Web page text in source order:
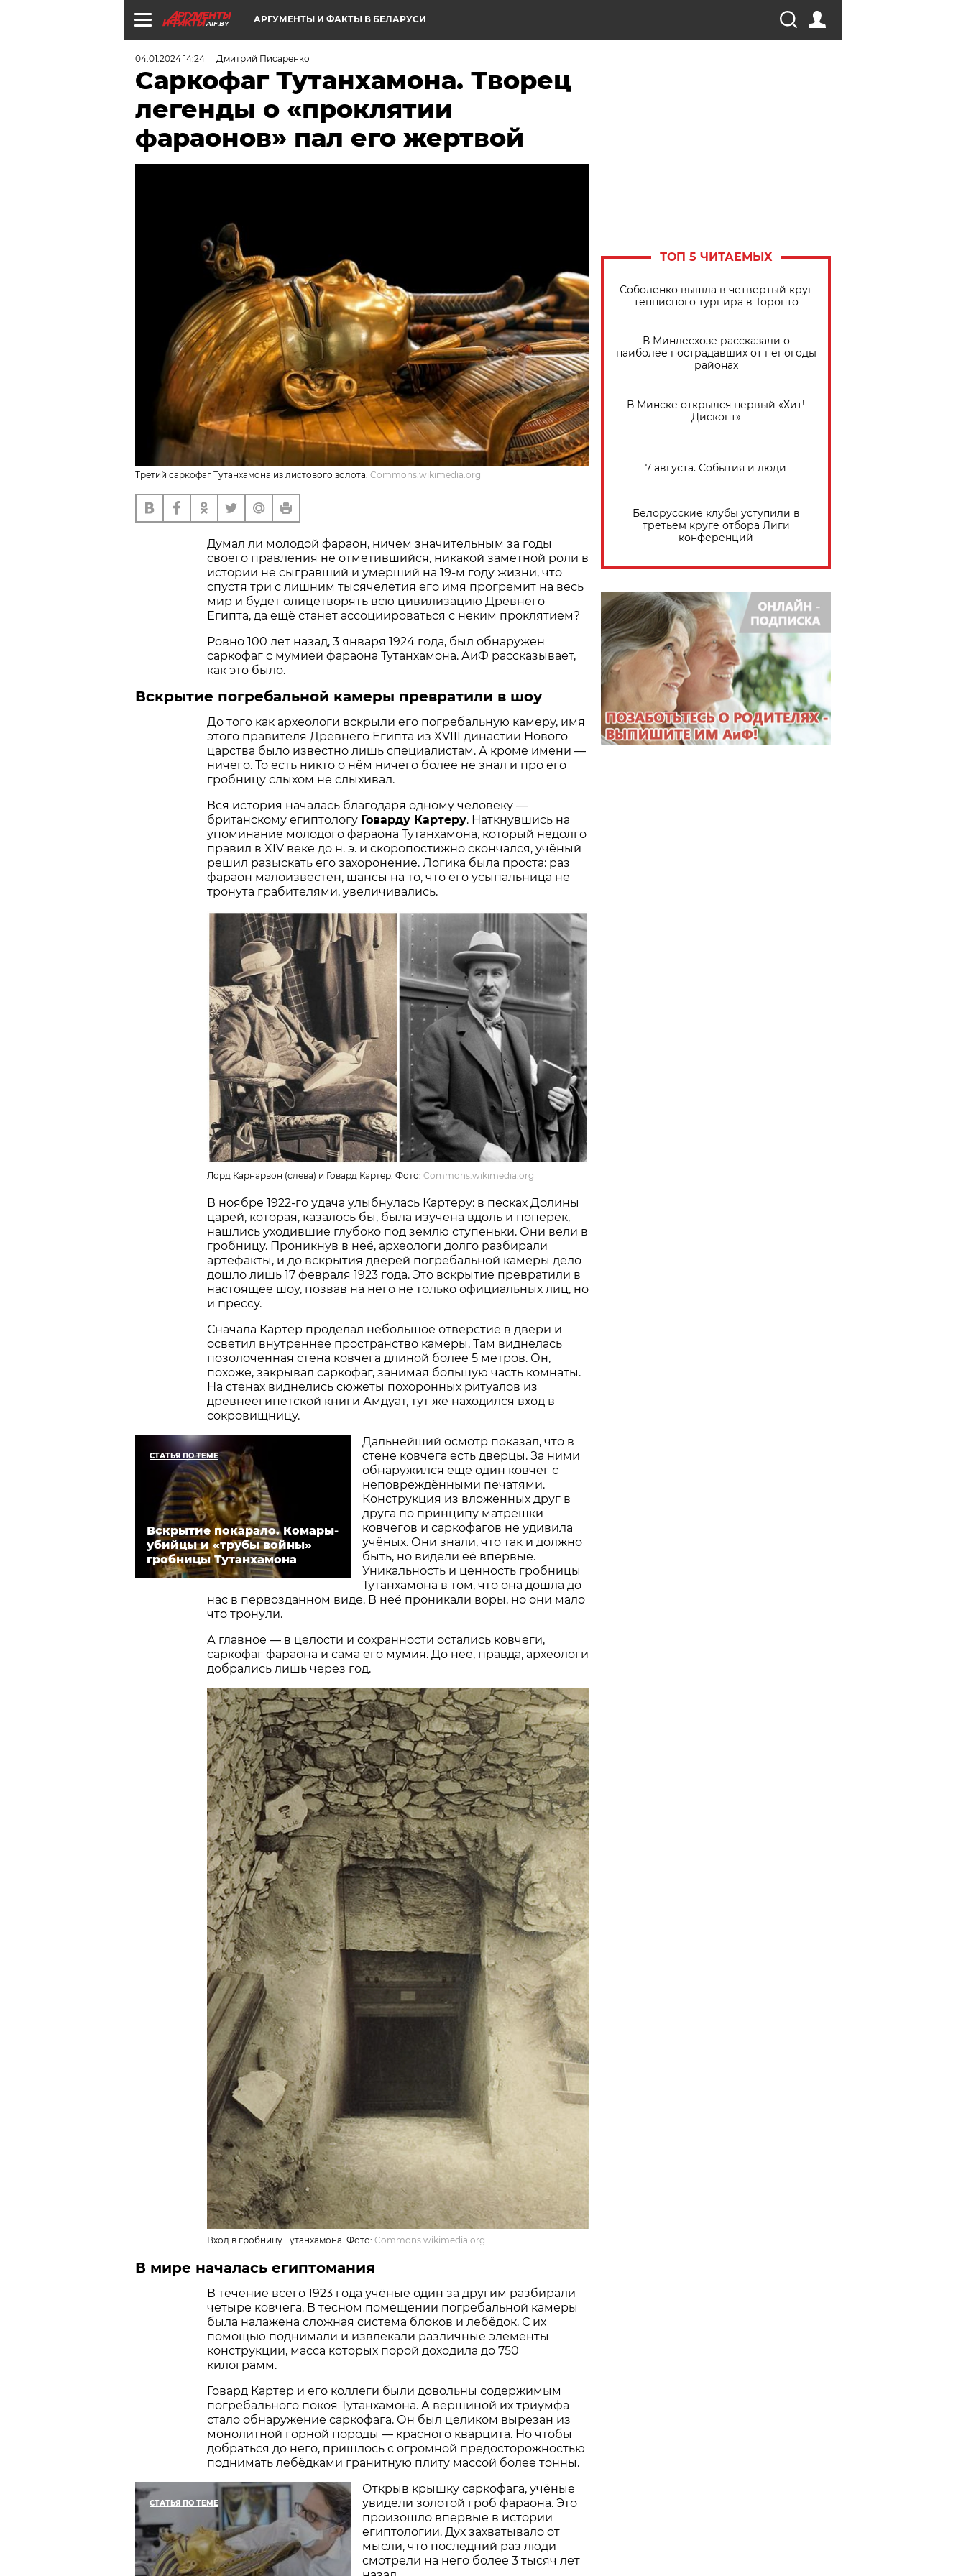
AIF.BY АРГУМЕНТЫ И ФАКТЫ В БЕЛАРУСИ
04.01.2024 14:24 Дмитрий Писаренко
Саркофаг Тутанхамона. Творец
легенды о «проклятии
фараонов» пал его жертвой
Третий саркофаг Тутанхамона из листового золота. Commons.wikimedia.org
Думал ли молодой фараон, ничем значительным за годы
своего правления не отметившийся, никакой заметной роли в
истории не сыгравший и умерший на 19-м году жизни, что
спустя три с лишним тысячелетия его имя прогремит на весь
мир и будет олицетворять всю цивилизацию Древнего
Египта, да ещё станет ассоциироваться с неким проклятием?
Ровно 100 лет назад, 3 января 1924 года, был обнаружен
саркофаг с мумией фараона Тутанхамона. АиФ рассказывает,
как это было.
Вскрытие погребальной камеры превратили в шоу
До того как археологи вскрыли его погребальную камеру, имя
этого правителя Древнего Египта из XVIII династии Нового
царства было известно лишь специалистам. А кроме имени —
ничего. То есть никто о нём ничего более не знал и про его
гробницу слыхом не слыхивал.
Вся история началась благодаря одному человеку —
британскому египтологу Говарду Картеру. Наткнувшись на
упоминание молодого фараона Тутанхамона, который недолго
правил в XIV веке до н. э. и скоропостижно скончался, учёный
решил разыскать его захоронение. Логика была проста: раз
фараон малоизвестен, шансы на то, что его усыпальница не
тронута грабителями, увеличивались.
Лорд Карнарвон (слева) и Говард Картер. Фото: Commons.wikimedia.org
В ноябре 1922-го удача улыбнулась Картеру: в песках Долины
царей, которая, казалось бы, была изучена вдоль и поперёк,
нашлись уходившие глубоко под землю ступеньки. Они вели в
гробницу. Проникнув в неё, археологи долго разбирали
артефакты, и до вскрытия дверей погребальной камеры дело
дошло лишь 17 февраля 1923 года. Это вскрытие превратили в
настоящее шоу, позвав на него не только официальных лиц, но
и прессу.
Сначала Картер проделал небольшое отверстие в двери и
осветил внутреннее пространство камеры. Там виднелась
позолоченная стена ковчега длиной более 5 метров. Он,
похоже, закрывал саркофаг, занимая большую часть комнаты.
На стенах виднелись сюжеты похоронных ритуалов из
древнеегипетской книги Амдуат, тут же находился вход в
сокровищницу.
СТАТЬЯ ПО ТЕМЕ
Вскрытие покарало. Комары-
убийцы и «трубы войны»
гробницы Тутанхамона
Дальнейший осмотр показал, что в
стене ковчега есть дверцы. За ними
обнаружился ещё один ковчег с
неповреждёнными печатями.
Конструкция из вложенных друг в
друга по принципу матрёшки
ковчегов и саркофагов не удивила
учёных. Они знали, что так и должно
быть, но видели её впервые.
Уникальность и ценность гробницы
Тутанхамона в том, что она дошла до
нас в первозданном виде. В неё проникали воры, но они мало
что тронули.
А главное — в целости и сохранности остались ковчеги,
саркофаг фараона и сама его мумия. До неё, правда, археологи
добрались лишь через год.
Вход в гробницу Тутанхамона. Фото: Commons.wikimedia.org
В мире началась египтомания
В течение всего 1923 года учёные один за другим разбирали
четыре ковчега. В тесном помещении погребальной камеры
была налажена сложная система блоков и лебёдок. С их
помощью поднимали и извлекали различные элементы
конструкции, масса которых порой доходила до 750
килограмм.
Говард Картер и его коллеги были довольны содержимым
погребального покоя Тутанхамона. А вершиной их триумфа
стало обнаружение саркофага. Он был целиком вырезан из
монолитной горной породы — красного кварцита. Но чтобы
добраться до него, пришлось с огромной предосторожностью
поднимать лебёдками гранитную плиту массой более тонны.
СТАТЬЯ ПО ТЕМЕ
Открыв крышку саркофага, учёные
увидели золотой гроб фараона. Это
произошло впервые в истории
египтологии. Дух захватывало от
мысли, что последний раз люди
смотрели на него более 3 тысяч лет
ТОП 5 ЧИТАЕМЫХ
Соболенко вышла в четвертый круг
теннисного турнира в Торонто
В Минлесхозе рассказали о
наиболее пострадавших от непогоды
районах
В Минске открылся первый «Хит!
Дисконт»
7 августа. События и люди
Белорусские клубы уступили в
третьем круге отбора Лиги
конференций